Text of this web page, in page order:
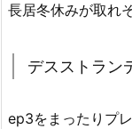
長居冬休みが取れ
デスストラン
ep3をまったりプレ